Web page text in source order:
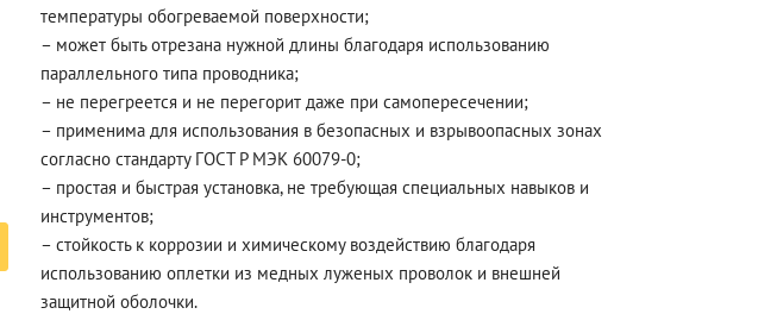
температуры обогреваемой поверхности;
– может быть отрезана нужной длины благодаря использованию
параллельного типа проводника;
– не перегреется и не перегорит даже при самопересечении;
– применима для использования в безопасных и взрывоопасных зонах
согласно стандарту ГОСТ Р МЭК 60079-0;
– простая и быстрая установка, не требующая специальных навыков и
инструментов;
– стойкость к коррозии и химическому воздействию благодаря
использованию оплетки из медных луженых проволок и внешней
защитной оболочки.